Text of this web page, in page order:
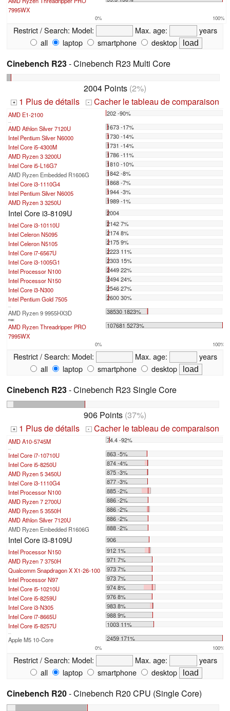
7995WX
0% 100%
Restrict / Search: Model: Max. age:
years
all
laptop smartphone desktop
Cinebench R23- Cinebench R23 Multi Core
2004 Points (2%)
+ 1 Plus de détails - Cacher le tableau de comparaison
AMD E1-2100 202 -90%
...
AMD Athlon Silver 7120U
1673 -17%
Intel Pentium Silver N6000
1730 -14%
Intel Core i5-4300M
1731 -14%
AMD Ryzen 3 3200U
1786 -11%
Intel Core i5-L16G7
1810 -10%
AMD Ryzen Embedded R1606G
1842 -8%
Intel Core i3-1110G4
1868 -7%
Intel Pentium Silver N6005
1944 -3%
AMD Ryzen 3 3250U
1989 -1%
Intel Core i3-8109U
2004
Intel Core i3-10110U
2142 7%
Intel Celeron N5095
2174 8%
Intel Celeron N5105
2175 9%
Intel Core i7-6567U
2223 11%
Intel Core i3-1005G1
2303 15%
Intel Processor N100
2449 22%
Intel Processor N150
2494 24%
Intel Core i3-N300
2546 27%
Intel Pentium Gold 7505
2600 30%
...
AMD Ryzen 9 9955HX3D 38530 1823%
max:
AMD Ryzen Threadripper PRO
7995WX
107681 5273%
0% 100%
Restrict / Search: Model: Max. age:
years
all
laptop smartphone desktop
Cinebench R23- Cinebench R23 Single Core
906 Points (37%)
+ 1 Plus de détails - Cacher le tableau de comparaison
AMD A10-5745M 74.4 -92%
...
Intel Core i7-10710U
863 -5%
Intel Core i5-8250U
874 -4%
AMD Ryzen 5 3450U
875 -3%
Intel Core i3-1110G4
877 -3%
Intel Processor N100
885 -2%
AMD Ryzen 7 2700U
886 -2%
AMD Ryzen 5 3550H
886 -2%
AMD Athlon Silver 7120U
886 -2%
AMD Ryzen Embedded R1606G
888 -2%
Intel Core i3-8109U
906
Intel Processor N150
912 1%
AMD Ryzen 7 3750H
971 7%
Qualcomm Snapdragon X X1-26-100
973 7%
Intel Processor N97
973 7%
Intel Core i5-10210U
974 8%
Intel Core i5-8259U
976 8%
Intel Core i3-N305
983 8%
Intel Core i7-8665U
988 9%
Intel Core i5-8257U
1003 11%
...
Apple M5 10-Core 2459 171%
0% 100%
Restrict / Search: Model: Max. age:
years
all
laptop smartphone desktop
Cinebench R20- Cinebench R20 CPU (Single Core)